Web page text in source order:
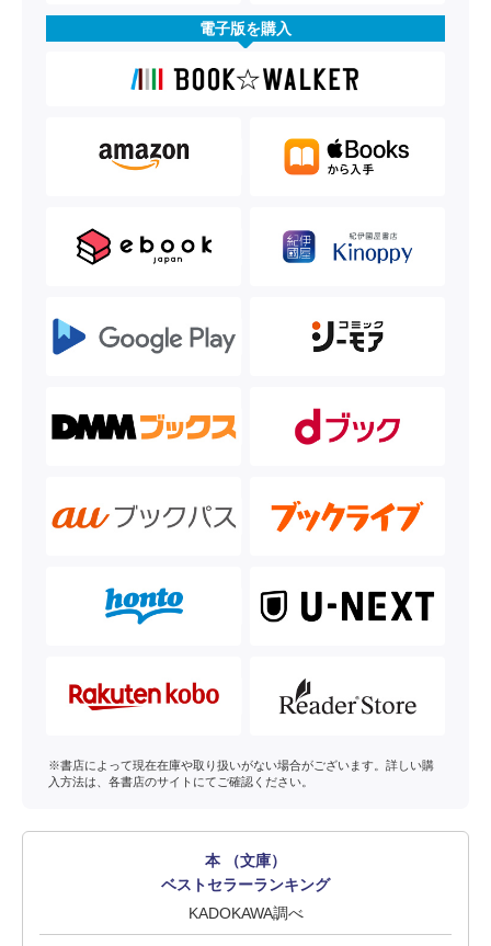
電子版を購入
※書店によって現在在庫や取り扱いがない場合がございます。詳しい購
入方法は、各書店のサイトにてご確認ください。
本 （文庫）
ベストセラーランキング
KADOKAWA調べ